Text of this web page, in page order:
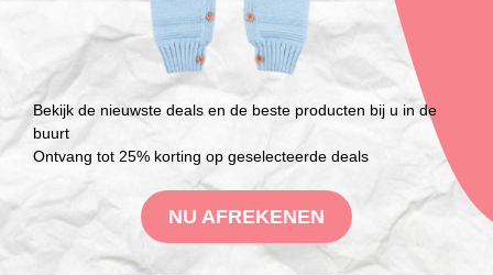
Bekijk de nieuwste deals en de beste producten bij u in de
buurt
Ontvang tot 25% korting op geselecteerde deals
NU AFREKENEN